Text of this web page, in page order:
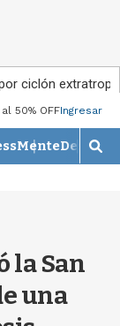
ciclón
50% OFFIngresar
Mente
M
o
la San
una